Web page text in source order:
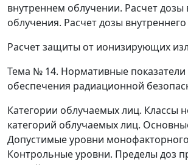
внутреннем облучении. Расчет дозы
облучения. Расчет дозы
Расчет защиты от ионизирующих
Тема № 14. Нормативные показатели
обеспечения радиационной
Категории облучаемых лиц. Классы
категорий облучаемых лиц.
Допустимые уровни
Контрольные уровни. Пределы доз